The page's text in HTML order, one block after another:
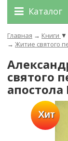
Каталог
Главная → Книги ▼
→ Житие святого
святого
апостола
Хит